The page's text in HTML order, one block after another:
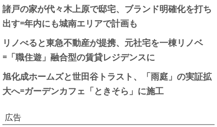
諸戸の家が代々木上原で邸宅、ブランド明確化を打ち
出す=年内にも城南エリアで計画も
リノべると東急不動産が提携、元社宅を一棟リノベ
=「職住遊」融合型の賃貸レジデンスに
旭化成ホームズと世田谷トラスト、「雨庭」の実証拡
大へ=ガーデンカフェ「ときそら」に施工
広告